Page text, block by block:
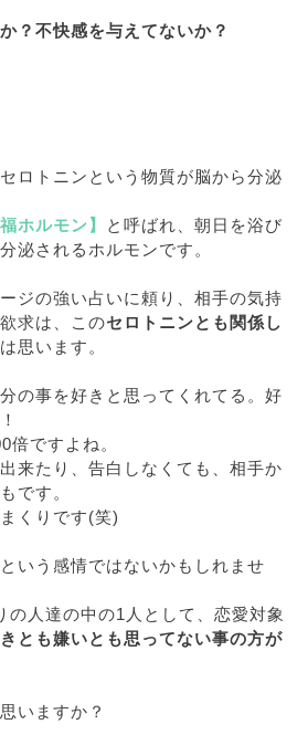
？不快感を与えてないか？
ロトニンという物質が脳から分泌
福ホルモン】
と呼ばれ、朝日を浴び
泌されるホルモンです。
ジの強い占いに頼り、相手の気持
求は、このセロトニンとも関係し
思います。
の事を好きと思ってくれてる。好
倍ですよね。
来たり、告白しなくても、相手か
です。
くりです(笑)
いう感情ではないかもしれませ
の人達の中の1人として、恋愛対象
とも嫌いとも思ってない事の方が
いますか？